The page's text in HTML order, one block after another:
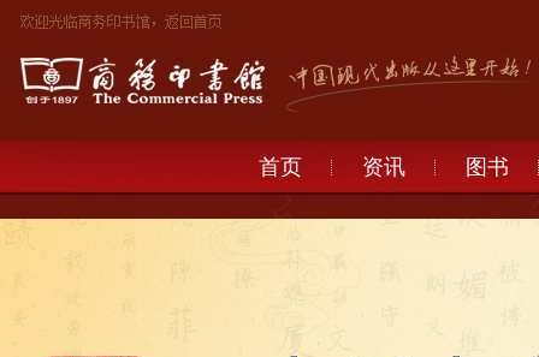
首页 资讯 图书